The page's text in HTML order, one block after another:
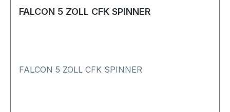
FALCON 5 ZOLL CFK SPINNER
FALCON 5 ZOLL CFK SPINNER